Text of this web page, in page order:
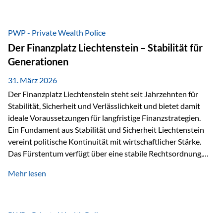
Vermögen der Versicherungsgesellschaft getrennt. Konkret
heißt das:Diese Gelder gehören im Konkursfall nicht zur
allgemeinen Konkursmasse, sondern werden ausschließlich
zur Erfüllung…
PWP - Private Wealth Police
Der Finanzplatz Liechtenstein – Stabilität für
Generationen
31. März 2026
Der Finanzplatz Liechtenstein steht seit Jahrzehnten für
Stabilität, Sicherheit und Verlässlichkeit und bietet damit
ideale Voraussetzungen für langfristige Finanzstrategien.
Ein Fundament aus Stabilität und Sicherheit Liechtenstein
vereint politische Kontinuität mit wirtschaftlicher Stärke.
Das Fürstentum verfügt über eine stabile Rechtsordnung,
monarchischen Elementen basiert. Diese Struktur schafft
Mehr lesen